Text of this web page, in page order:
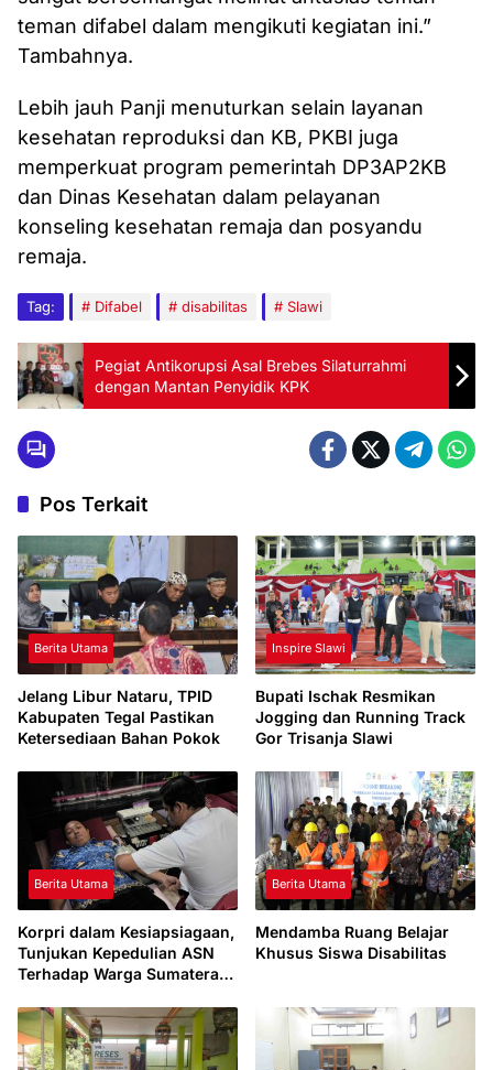
teman difabel dalam mengikuti kegiatan ini.”
Tambahnya.
Lebih jauh Panji menuturkan selain layanan
kesehatan reproduksi dan KB, PKBI juga
memperkuat program pemerintah DP3AP2KB
dan Dinas Kesehatan dalam pelayanan
konseling kesehatan remaja dan posyandu
remaja.
Tag: Difabel disabilitas Slawi
Pegiat Antikorupsi Asal Brebes Silaturrahmi
dengan Mantan Penyidik KPK
Pos Terkait
Berita Utama
Jelang Libur Nataru, TPID
Kabupaten Tegal Pastikan
Ketersediaan Bahan Pokok
Inspire Slawi
Bupati Ischak Resmikan
Jogging dan Running Track
Gor Trisanja Slawi
Berita Utama
Korpri dalam Kesiapsiagaan,
Tunjukan Kepedulian ASN
Terhadap Warga Sumatera
Bencana
Berita Utama
Mendamba Ruang Belajar
Khusus Siswa Disabilitas